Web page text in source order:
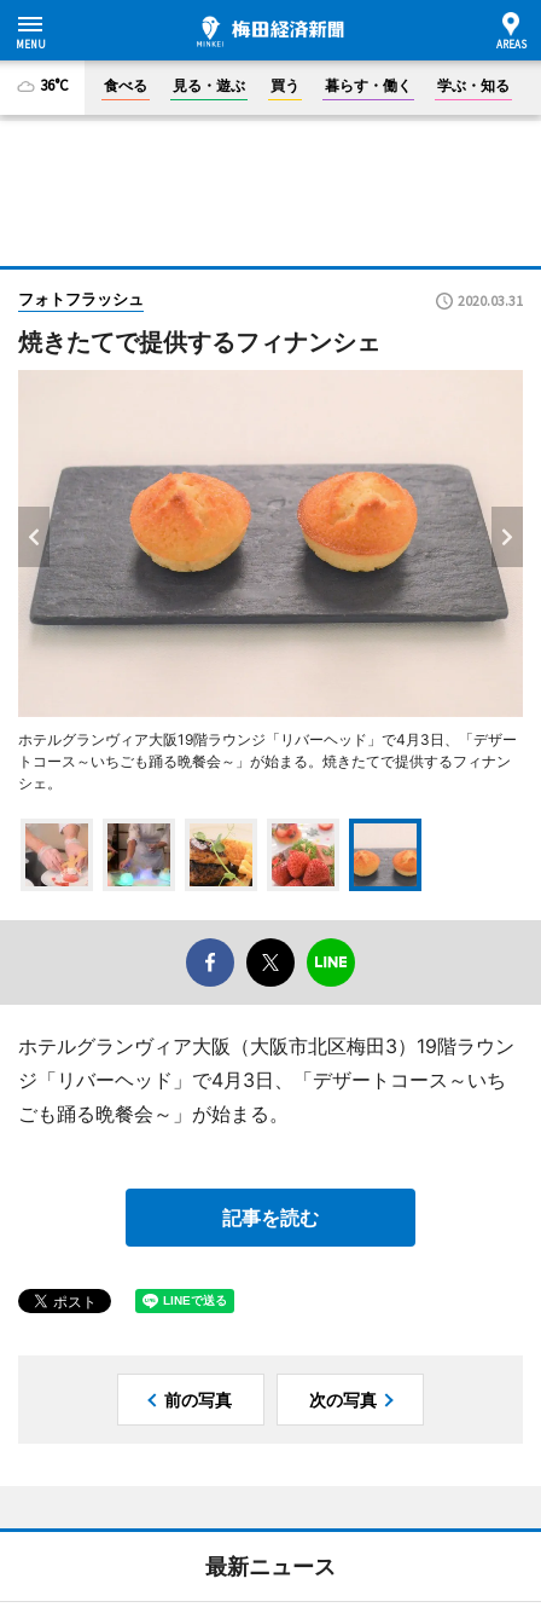
36°C 食べる 見る・遊ぶ 買う 暮らす・働く 学ぶ・知る
フォトフラッシュ 2020.03.31
焼きたてで提供するフィナンシェ
ホテルグランヴィア大阪19階ラウンジ「リバーヘッド」で4月3日、「デザー
トコース～いちごも踊る晩餐会～」が始まる。焼きたてで提供するフィナン
シェ。
ホテルグランヴィア大阪（大阪市北区梅田3）19階ラウン
ジ「リバーヘッド」で4月3日、「デザートコース～いち
ごも踊る晩餐会～」が始まる。
記事を読む
前の写真 次の写真
最新ニュース